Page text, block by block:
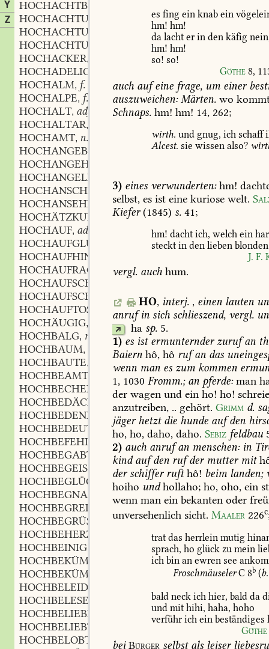
Y
Z
HOCHACHTBAR
HOCHACHTUNG
HOCHACHTUNGSVOLL
adj. und adv.
HOCHACHTUNGSWÜRDIG,adj.
HOCHACKER,
HOCHADELICH
HOCHALM, f.
HOCHALPE, f.
HOCHALT, adj.
HOCHALTAR,
HOCHAMT, n.
HOCHANGEBOREN
HOCHANGEHÖRIG
HOCHANGELEGEN
HOCHANSCHWELLEND,part.
HOCHANSEHNLICH,adj.
HOCHÄTZKUNST
f.
HOCHAUF, adv.
HOCHAUFGLÜHEND
HOCHAUFHIN
HOCHAUFRAGEND,part.
HOCHAUFSCHNELLEND
HOCHAUFSCHWINGEND,part.
HOCHAUFTOSEND
,part.
HOCHÄUGIG,
HOCHBALG, m.
HOCHBAUM,
HOCHBAUTE,
HOCHBEAMT
HOCHBECHER
HOCHBEDÄCHTIG
adj.
HOCHBEDENKLICH, adj.
HOCHBEDEUTEND part.
HOCHBEFEHLEND,part.
HOCHBEGABT
part.
HOCHBEGEISTERT ,part.
HOCHBEGLÜCKT
adj.
HOCHBEGNADET
part.
HOCHBEGREIST
part.
HOCHBEGRÜSZUNG,f.
HOCHBEHERZT
HOCHBEINIG
HOCHBEKÜMMERLICH
adj.
HOCHBEKÜMMERT
HOCHBELEIDIGT
HOCHBELESEN
HOCHBELIEBIG
HOCHBELIEBT
HOCHBELOBT
part.
es fing ein knab ein
hm! hm!
da lacht er in den käfig
hm! hm!
so! so!
Göthe 8,
auch aufeine frage, um einer
auszuweichen:Märten. wo
Schnaps. hm! hm! 14, 262;
wirth. und gnug, ich schaff
Alcest. sie wissen also?
3) eines verwunderten:hm!
selbst, es ist eine kuriose welt.
Kiefer (1845) s. 41;
hm! dacht ich, welch ein
steckt in den lieben blonden
J. F.
vergl. auch hum.
HO, interj. , einenlauten
anrufin sich schlieszend, vergl.
ha sp.5.
1) es istermunternderzurufan
Baiern hô, hô rufan das
wenn man es zum kommen
1, 1030 Fromm.;an pferde:man
der wagen und ein ho! ho!
anzutreiben, .. gehört. Grimm d.
jägerhetztdie hunde aufden
ho, ho, daho, daho. Sebiz feldbau
2) auch anrufan menschen:in
kindaufden rufdermuttermit
derschifferrufthô! beim landen;
hoiho undhollaho; ho, oho, ein
wenn man ein bekanten oder
unversehenlich sicht. Maaler 226c
trat das herrlein mutig
sprach, ho glück zu mein
ich bin an ewren see
Froschmäuseler C 8b (b.
bald neck ich hier, bald da
und mit hihi, haha, hoho
verführ ich ein beständiges
Göthe
bei Bürger selbstals leiser